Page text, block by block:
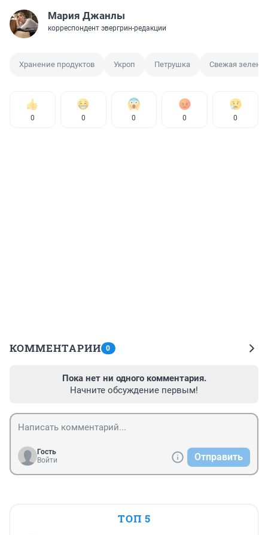
Мария Джанлы
корреспондент эвергрин-редакции
Хранение продуктов Укроп Петрушка Свежая зелень
0 0 0 0 0
КОММЕНТАРИИ 0
Пока нет ни одного комментария.
Начните обсуждение первым!
Гость
Войти
Отправить
ТОП 5